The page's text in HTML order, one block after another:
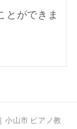
とができま
小山市 ピアノ教